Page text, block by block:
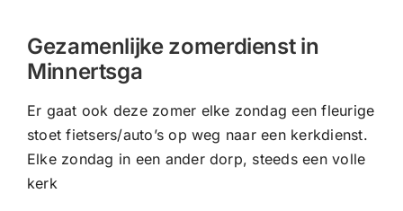
Zoeken
naar:
Gezamenlijke zomerdienst in
Minnertsga
Er gaat ook deze zomer elke zondag een fleurige
stoet fietsers/auto’s op weg naar een kerkdienst.
Elke zondag in een ander dorp, steeds een volle
kerk